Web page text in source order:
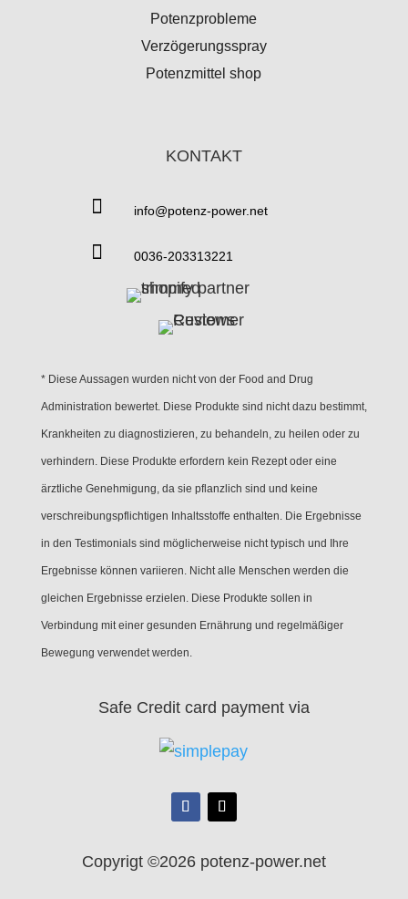
Potenzprobleme
Verzögerungsspray
Potenzmittel shop
KONTAKT
 info@potenz-power.net
 0036-203313221
* Diese Aussagen wurden nicht von der Food and Drug
Administration bewertet. Diese Produkte sind nicht dazu bestimmt,
Krankheiten zu diagnostizieren, zu behandeln, zu heilen oder zu
verhindern. Diese Produkte erfordern kein Rezept oder eine
ärztliche Genehmigung, da sie pflanzlich sind und keine
verschreibungspflichtigen Inhaltsstoffe enthalten. Die Ergebnisse
in den Testimonials sind möglicherweise nicht typisch und Ihre
Ergebnisse können variieren. Nicht alle Menschen werden die
gleichen Ergebnisse erzielen. Diese Produkte sollen in
Verbindung mit einer gesunden Ernährung und regelmäßiger
Bewegung verwendet werden.
Safe Credit card payment via
Copyrigt ©2026 potenz-power.net